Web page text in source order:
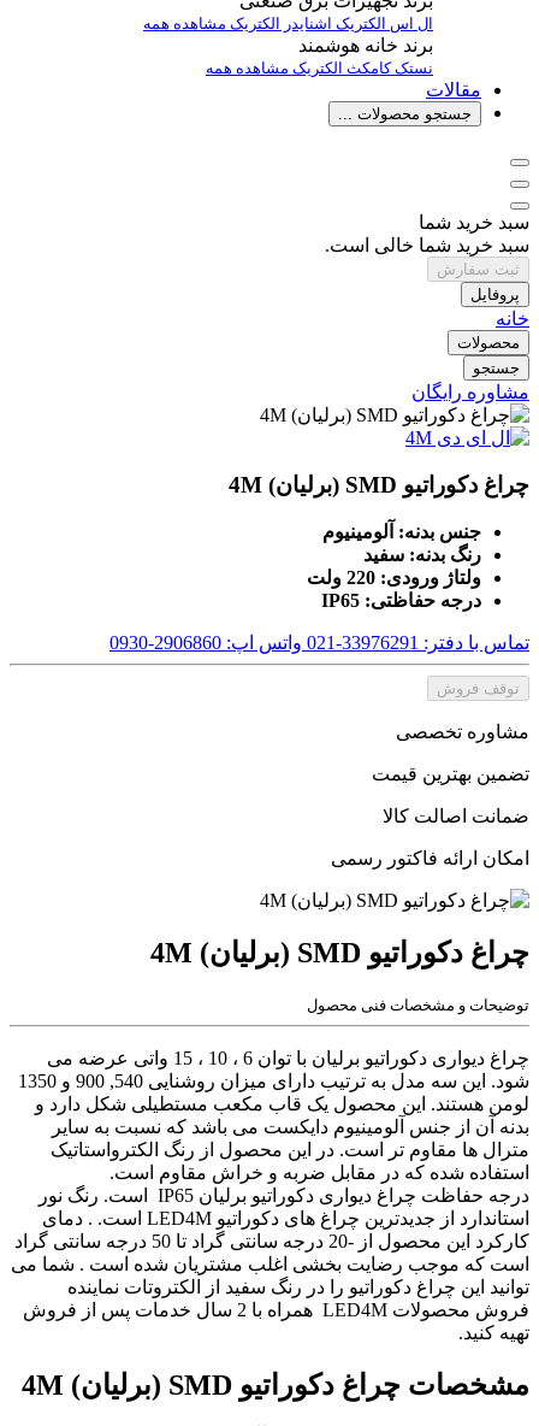
ال اس الکتریک اشنایدر الکتریک مشاهده همه
برند خانه هوشمند
نستککامکث الکتریک مشاهده همه
مقالات
جستجو محصولات ...
سبد خرید شما
سبد خرید شما خالی است.
ثبت سفارش
پروفایل
خانه
محصولات
جستجو
مشاوره رایگان
چراغ دکوراتیو SMD (برلیان) 4M
جنس بدنه: آلومینیوم
رنگ بدنه: سفید
ولتاژ ورودی: 220 ولت
درجه حفاظتی: IP65
تماس با دفتر: 33976291-021 واتس اپ: 2906860-0930
توقف فروش
مشاوره تخصصی
تضمین بهترین قیمت
ضمانت اصالت کالا
امکان ارائه فاکتور رسمی
چراغ دکوراتیو SMD (برلیان) 4M
توضیحات و مشخصات فنی محصول
چراغ دیواری دکوراتیو برلیان با توان 6 ، 10 ، 15 واتی عرضه می
شود. این سه مدل به ترتیب دارای میزان روشنایی 540, 900 و 1350
لومن هستند. این محصول یک قاب مکعب مستطیلی شکل دارد و
بدنه آن از جنس آلومینیوم دایکست می باشد که نسبت به سایر
مترال ها مقاوم تر است. در این محصول از رنگ الکترواستاتیک
استفاده شده که در مقابل ضربه و خراش مقاوم است.
درجه حفاظت چراغ دیواری دکوراتیو برلیان IP65 است. رنگ نور
استاندارد از جدیدترین چراغ های دکوراتیو LED4M است. . دمای
کارکرد این محصول از -20 درجه سانتی گراد تا 50 درجه سانتی گراد
است که موجب رضایت بخشی اغلب مشتریان شده است . شما می
توانید این چراغ دکوراتیو را در رنگ سفید از الکتروتات نماینده
فروش محصولات LED4M همراه با 2 سال خدمات پس از فروش
تهیه کنید.
مشخصات چراغ دکوراتیو SMD (برلیان) 4M